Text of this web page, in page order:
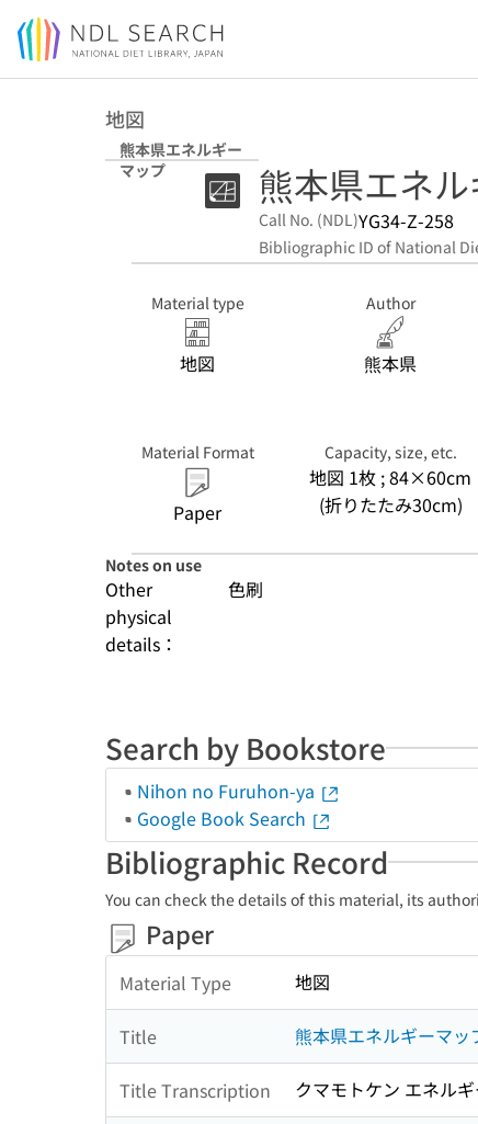
Jump to main content
地図
熊本県エネルギー
マップ
熊本県エネ
Call No. (NDL)YG34-Z-258
Bibliographic ID of National
Material type
地図
Author
熊本県
Material Format
Paper
Capacity, size, etc.
地図 1枚 ; 84×60cm
(折りたたみ30cm)
Notes on use
Other
physical
details：
色刷
Search by Bookstore
Nihon no Furuhon-ya
Google Book Search
Bibliographic Record
You can check the details of this material, its
Paper
Material Type 地図
Title 熊本県エネルギーマッ
Title Transcription クマモトケン エネル